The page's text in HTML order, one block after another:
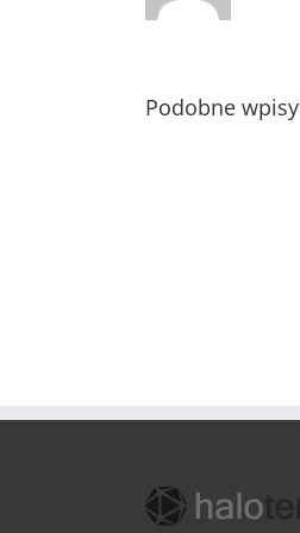
Podobne wpisy